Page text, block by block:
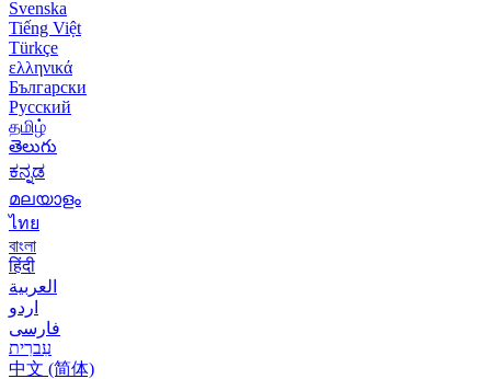
Svenska
Tiếng Việt
Türkçe
ελληνικά
Български
Русский
தமிழ்
తెలుగు
ಕನ್ನಡ
മലയാളം
ไทย
বাংলা
हिंदी
العربية
اردو
فارسی
עִברִית
中文 (简体)